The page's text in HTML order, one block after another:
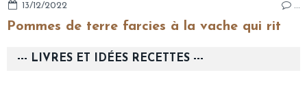
13/12/2022 …
Pommes de terre farcies à la vache qui rit
--- LIVRES ET IDÉES RECETTES ---